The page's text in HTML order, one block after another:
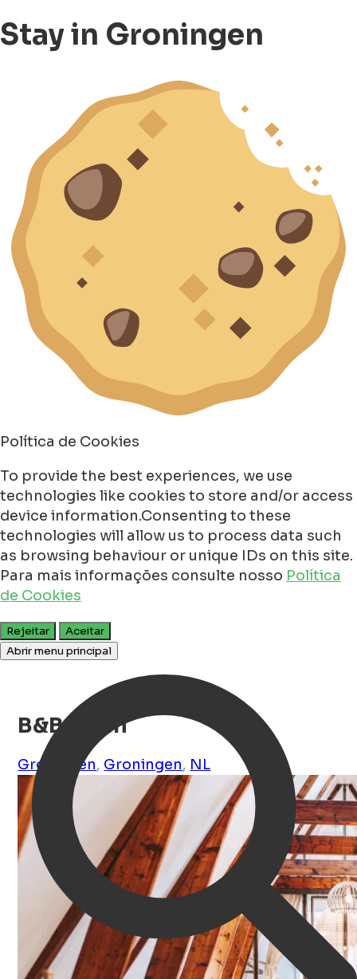
Stay in Groningen
Política de Cookies
To provide the best experiences, we use
technologies like cookies to store and/or access
device information.Consenting to these
technologies will allow us to process data such
as browsing behaviour or unique IDs on this site.
Para mais informações consulte nosso Política
de Cookies
Rejeitar
Aceitar
Abrir menu principal
B&B Holm
Groningen, Groningen, NL